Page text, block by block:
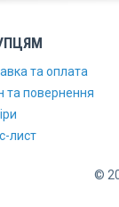
та оплата
та повернення
лист
©